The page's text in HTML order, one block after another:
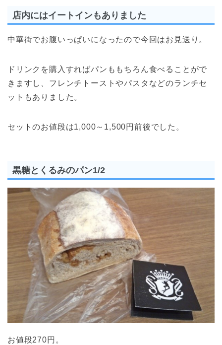
店内にはイートインもありました
中華街でお腹いっぱいになったので今回はお見送り。
ドリンクを購入すればパンももちろん食べることがで
きますし、フレンチトーストやパスタなどのランチセ
ットもありました。
セットのお値段は1,000～1,500円前後でした。
黒糖とくるみのパン1/2
お値段270円。